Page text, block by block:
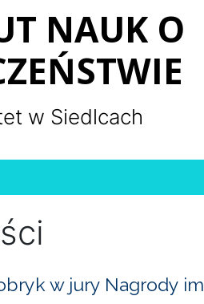
NAUK O
w Siedlcach
w jury Nagrody